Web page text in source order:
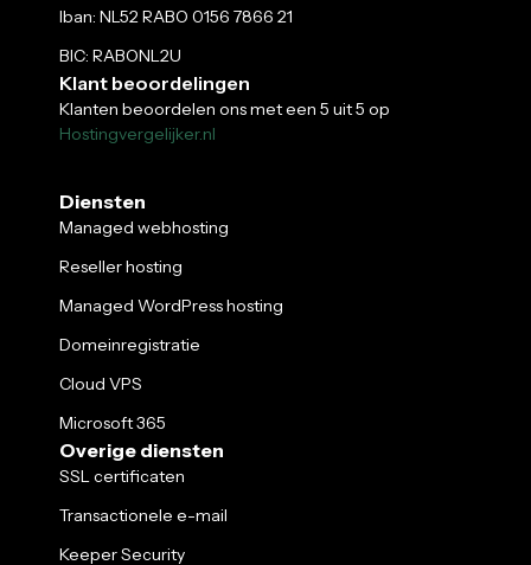
Iban: NL52 RABO 0156 7866 21
BIC: RABONL2U
Klant beoordelingen
Klanten beoordelen ons met een 5 uit 5 op
Hostingvergelijker.nl
Diensten
Managed webhosting
Reseller hosting
Managed WordPress hosting
Domeinregistratie
Cloud VPS
Microsoft 365
Overige diensten
SSL certificaten
Transactionele e-mail
Keeper Security